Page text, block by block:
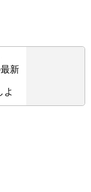
新
よ